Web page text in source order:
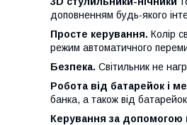
доповненням будь-якого
Просте керування. Колір
режим автоматичного
Безпека. Світильник не
Робота від батарейок і
банка, а також від
Керування за допомогою